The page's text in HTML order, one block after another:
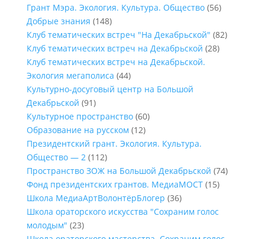
Грант Мэра. Экология. Культура. Общество(56)
Добрые знания (148)
Клуб тематических встреч "На Декабрьской" (82)
Клуб тематических встреч на Декабрьской (28)
Клуб тематических встреч на Декабрьской.
Экология мегаполиса (44)
Культурно-досуговый центр на Большой
Декабрьской (91)
Культурное пространство(60)
Образование на русском (12)
Президентский грант. Экология. Культура.
Общество — 2(112)
Пространство ЗОЖ на Большой Декабрьской (74)
Фонд президентских грантов. МедиаМОСТ(15)
Школа МедиаАртВолонтёрБлогер (36)
Школа ораторского искусства "Сохраним голос
молодым" (23)